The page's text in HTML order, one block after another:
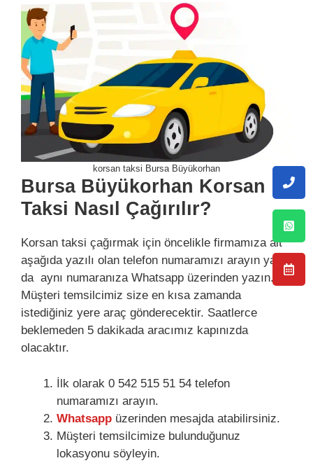
korsan taksi Bursa Büyükorhan
Bursa Büyükorhan Korsan
Taksi Nasıl Çağırılır?
Korsan taksi çağırmak için öncelikle firmamıza ait
aşağıda yazılı olan telefon numaramızı arayın ya
da aynı numaranıza Whatsapp üzerinden yazın.
Müşteri temsilcimiz size en kısa zamanda
istediğiniz yere araç gönderecektir. Saatlerce
beklemeden 5 dakikada aracımız kapınızda
olacaktır.
İlk olarak 0 542 515 51 54 telefon
numaramızı arayın.
Whatsapp üzerinden mesajda atabilirsiniz.
Müşteri temsilcimize bulunduğunuz
lokasyonu söyleyin.